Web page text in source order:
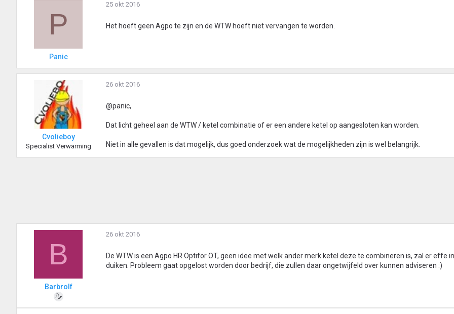
P
Panic
25 okt 2016
Het hoeft geen Agpo te zijn en de WTW hoeft niet vervangen te worden.
Cvolieboy
Specialist Verwarming
26 okt 2016
@panic,
Dat licht geheel aan de WTW / ketel combinatie of er een andere ketel op aangesloten kan worden.
Niet in alle gevallen is dat mogelijk, dus goed onderzoek wat de mogelijkheden zijn is wel belangrijk.
B
Barbrolf
26 okt 2016
De WTW is een Agpo HR Optifor OT, geen idee met welk ander merk ketel deze te combineren is, zal er effe
duiken. Probleem gaat opgelost worden door bedrijf, die zullen daar ongetwijfeld over kunnen adviseren :)